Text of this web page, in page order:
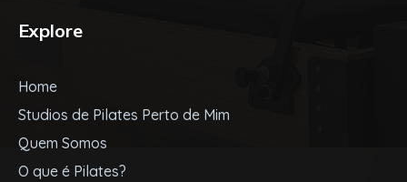
Explore
Home
Studios de Pilates Perto de Mim
Quem Somos
O que é Pilates?